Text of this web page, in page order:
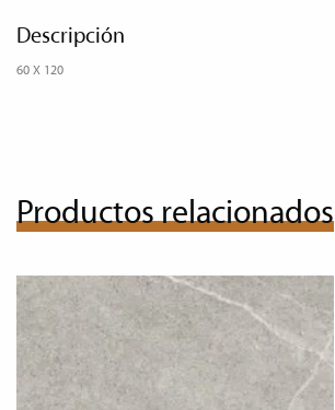
Descripción
60 X 120
Productos relacionados